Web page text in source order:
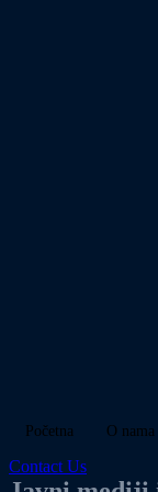
Početna O nama
Contact Us